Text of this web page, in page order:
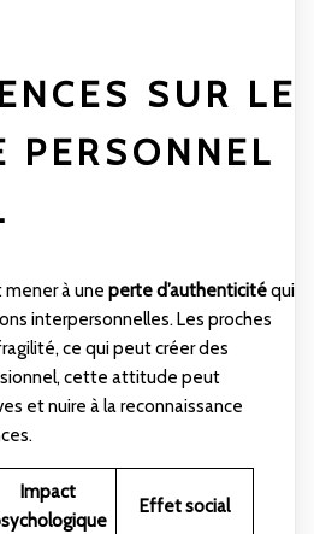
SUR LE
PERSONNEL
à une perte d’authenticitéqui
interpersonnelles. Les proches
ce qui peut créer des
cette attitude peut
et nuire à la reconnaissance
Impact
Effet social